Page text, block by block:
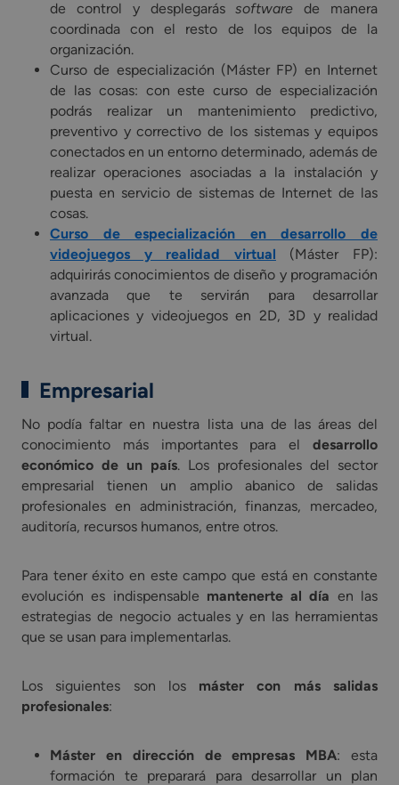
de control y desplegarássoftware de manera
coordinada con el resto de los equipos de la
organización.
Curso de especialización (Máster FP) en Internet
de las cosas: con este curso de especialización
podrás realizar un mantenimiento predictivo,
preventivo y correctivo de los sistemas y equipos
conectados en un entorno determinado, además de
realizar operaciones asociadas a la instalación y
puesta en servicio de sistemas de Internet de las
cosas.
Curso de especialización en desarrollo de
videojuegos y realidad virtual (Máster FP):
adquirirás conocimientos de diseño y programación
avanzada que te servirán para desarrollar
aplicaciones y videojuegos en 2D, 3D y realidad
virtual.
Empresarial
No podía faltar en nuestra lista una de las áreas del
conocimiento más importantes para el desarrollo
económico de un país. Los profesionales del sector
empresarial tienen un amplio abanico de salidas
profesionales en administración, finanzas, mercadeo,
auditoría, recursos humanos, entre otros.
Para tener éxito en este campo que está en constante
evolución es indispensable mantenerte al día en las
estrategias de negocio actuales y en las herramientas
que se usan para implementarlas.
Los siguientes son los máster con más salidas
profesionales:
Máster en dirección de empresas MBA: esta
formación te preparará para desarrollar un plan